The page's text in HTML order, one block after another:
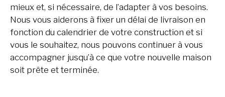
mieux et, si nécessaire, de l’adapter à vos besoins.
Nous vous aiderons à fixer un délai de livraison en
fonction du calendrier de votre construction et si
vous le souhaitez, nous pouvons continuer à vous
accompagner jusqu’à ce que votre nouvelle maison
soit prête et terminée.